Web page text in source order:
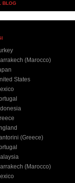
BLOG
(Marocco)
States
(Greece)
(Marocco)